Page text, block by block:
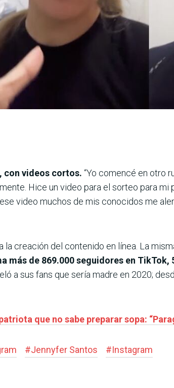
con videos cortos. “Yo comencé en otro
Hice un video para el sorteo para mi
video muchos de mis cono­cidos me
la creación del contenido en línea. La
más de 869.000 seguidores en TikTok,
a sus fans que sería madre en 2020;
que no sabe preparar sopa:
#Jennyfer Santos #Instagram